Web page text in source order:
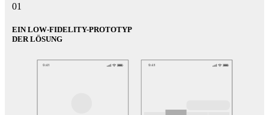
01
EIN LOW-FIDELITY-PROTOTYP
DER LÖSUNG